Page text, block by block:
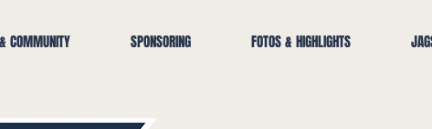
COMMUNITY SPONSORING FOTOS & HIGHLIGHTS